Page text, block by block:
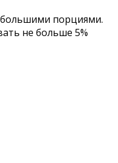
порциями.
не больше 5%